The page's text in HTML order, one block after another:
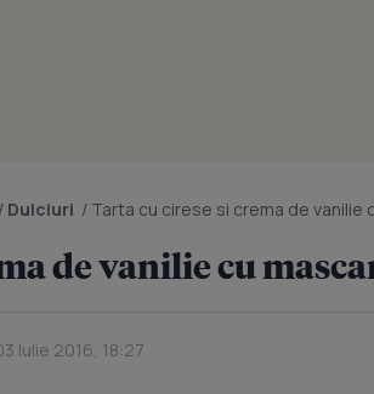
/ Dulciuri / Tarta cu cirese si crema de vanilie cu
de vanilie cu
Iulie 2016, 18:27